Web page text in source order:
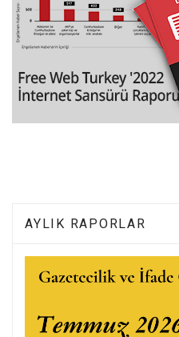
AYLIK RAPORLAR